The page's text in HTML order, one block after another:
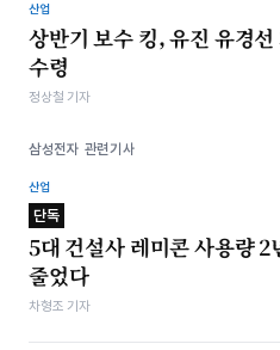
산업
상반기 보수 킹, 유진 유경선
수령
정상철 기자
삼성전자 관련기사
산업
단독
5대 건설사 레미콘 사용량 2
줄었다
차형조 기자